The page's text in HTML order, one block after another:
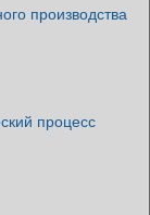
производства
процесс